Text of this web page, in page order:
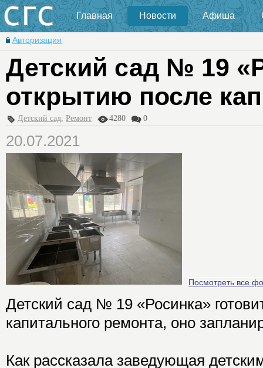
Главная Новости Афиша
Авторизация
Детский сад № 19
открытию после
Детский сад, Ремонт 4280 0
20.07.2021
Посмотреть все
Детский сад № 19 «Росинка»
капитального ремонта, оно
Как рассказала заведующая